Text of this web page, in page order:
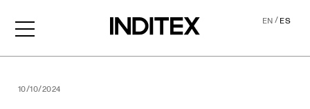
EN/ES
10/10/2024